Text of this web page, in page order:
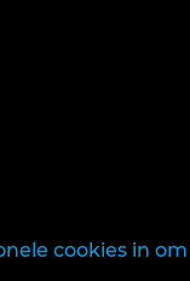
cookies in